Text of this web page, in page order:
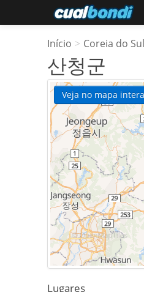
Início > Coreia do Sul
산청군
Veja no mapa
Lugares